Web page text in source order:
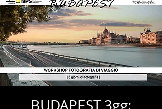
BUDAPEST 3gg: